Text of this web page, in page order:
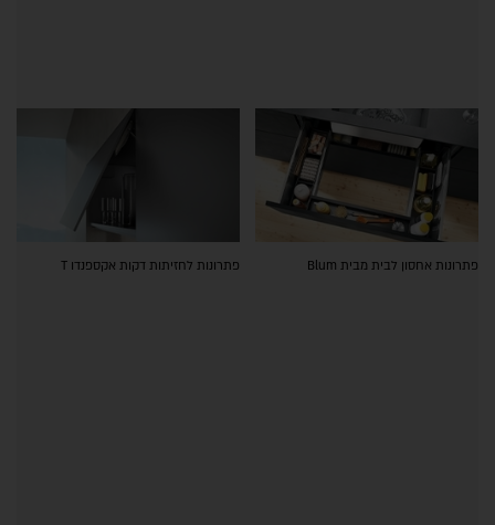
פתרונות אחסון לבית מבית Blum פתרונות לחזיתות דקות אקספנדו T